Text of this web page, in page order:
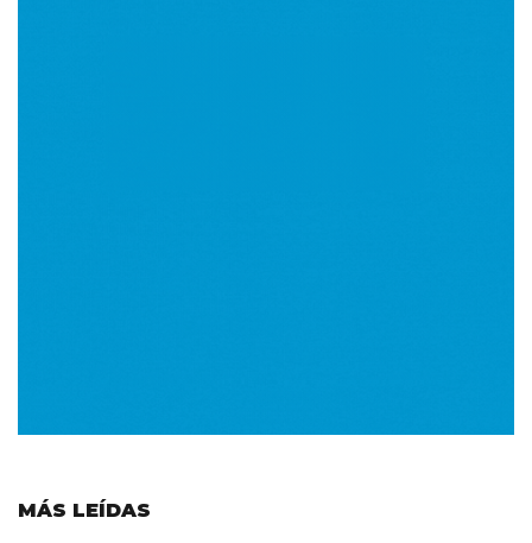
MÁS LEÍDAS